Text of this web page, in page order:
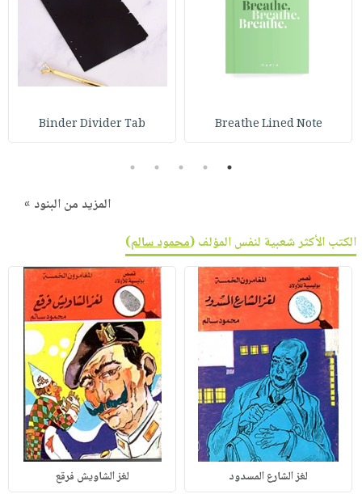
Breathe Lined Note
Binder Divider Tab
1
2
3
4
5
المزيد من البنود »
الكتب الأكثر شعبية لنفس المؤلف (محمود سالم)
لغز الشارع المسدود لغز الشاويش فرقع